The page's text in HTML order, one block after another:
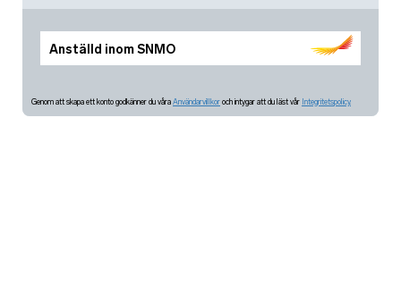
Anställd inom SNMO
Genom att skapa ett konto godkänner du våra Användarvillkor och intygar att du läst vår Integritetspolicy.